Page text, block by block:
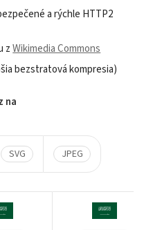
a rýchle HTTP2
zWikimedia Commons
bezstratová kompresia)
na
SVG JPEG